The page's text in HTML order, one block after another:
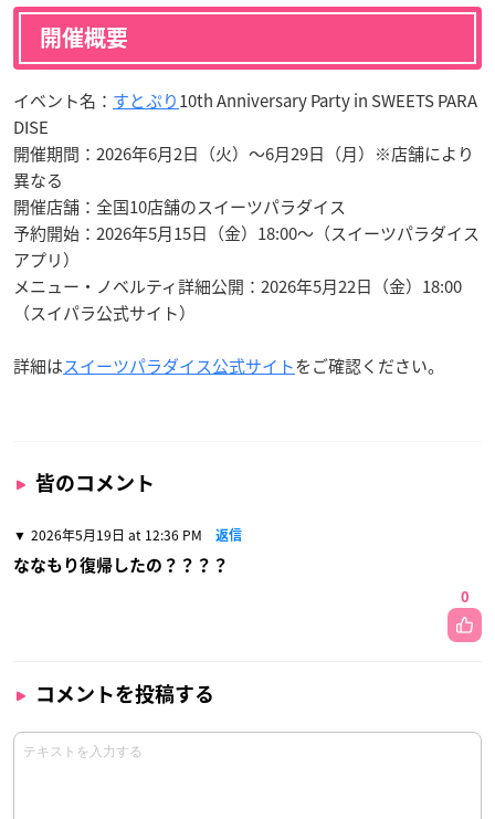
開催概要
イベント名： すとぷり10th Anniversary Party in SWEETS PARA
DISE
開催期間：2026年6月2日（火）〜6月29日（月）※店舗により
異なる
開催店舗：全国10店舗のスイーツパラダイス
予約開始：2026年5月15日（金）18:00〜（スイーツパラダイス
アプリ）
メニュー・ノベルティ詳細公開：2026年5月22日（金）18:00
（スイパラ公式サイト）
詳細はスイーツパラダイス公式サイトをご確認ください。
皆のコメント
2026年5月19日 at 12:36 PM 返信
ななもり復帰したの？？？？
0
コメントを投稿する